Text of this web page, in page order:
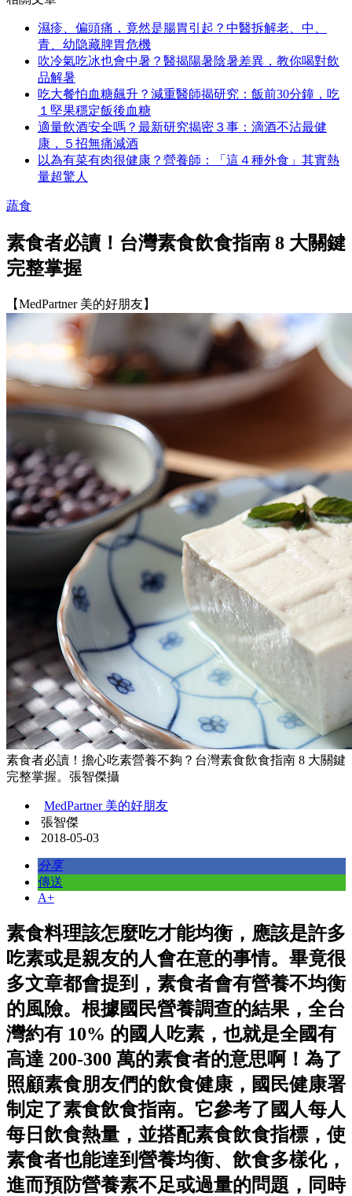
濕疹、偏頭痛，竟然是腸胃引起？中醫拆解老、中、
青、幼隐藏脾胃危機
吹冷氣吃冰也會中暑？醫揭陽暑陰暑差異，教你喝對飲
品解暑
吃大餐怕血糖飆升？減重醫師揭研究：飯前30分鐘，吃
１堅果穩定飯後血糖
適量飲酒安全嗎？最新研究揭密３事：滴酒不沾最健
康，５招無痛減酒
以為有菜有肉很健康？營養師：「這４種外食」其實熱
量超驚人
蔬食
素食者必讀！台灣素食飲食指南 8 大關鍵
完整掌握
【MedPartner 美的好朋友】
素食者必讀！擔心吃素營養不夠？台灣素食飲食指南 8 大關鍵
完整掌握。張智傑攝
MedPartner 美的好朋友
張智傑
2018-05-03
分享
傳送
A+
素食料理該怎麼吃才能均衡，應該是許多
吃素或是親友的人會在意的事情。畢竟很
多文章都會提到，素食者會有營養不均衡
的風險。根據國民營養調查的結果，全台
灣約有 10% 的國人吃素，也就是全國有
高達 200-300 萬的素食者的意思啊！為了
照顧素食朋友們的飲食健康，國民健康署
制定了素食飲食指南。它參考了國人每人
每日飲食熱量，並搭配素食飲食指標，使
素食者也能達到營養均衡、飲食多樣化，
進而預防營養素不足或過量的問題，同時